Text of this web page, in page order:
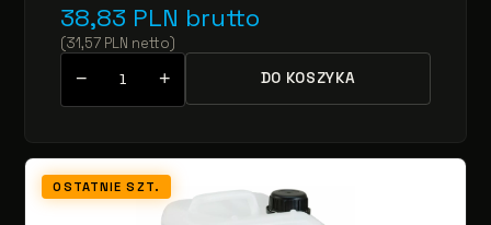
38,83 PLN brutto
(31,57 PLN netto)
− + DO KOSZYKA
OSTATNIE SZT.